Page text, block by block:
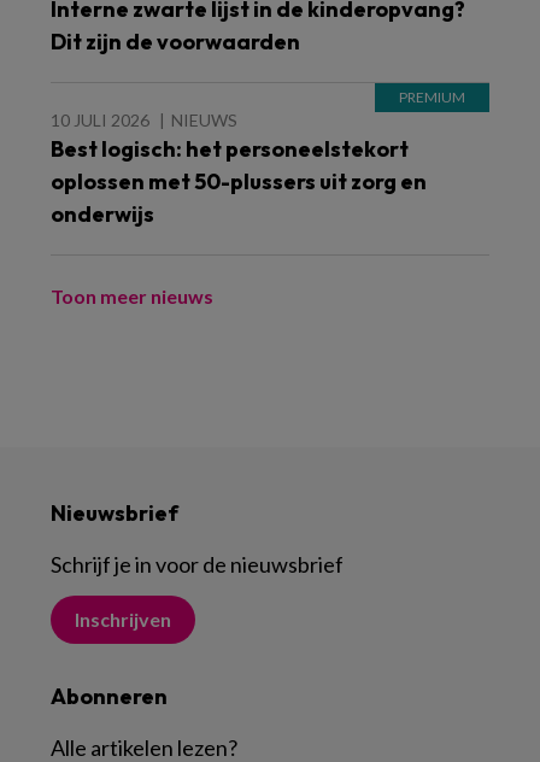
Interne zwarte lijst in de kinderopvang?
Dit zijn de voorwaarden
10 JULI 2026 NIEUWS
Best logisch: het personeelstekort
oplossen met 50-plussers uit zorg en
onderwijs
Toon meer nieuws
Nieuwsbrief
Schrijf je in voor de nieuwsbrief
Inschrijven
Abonneren
Alle artikelen lezen?